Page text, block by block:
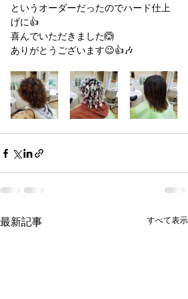
というオーダーだったのでハード仕上
げに👍
喜んでいただきました🙆
ありがとうございます😉👍🎶
最新記事 すべて表示